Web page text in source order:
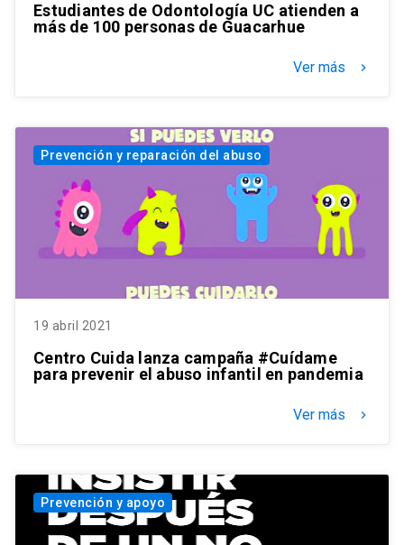
Estudiantes de Odontología UC atienden a
más de 100 personas de Guacarhue
Ver más keyboard_arrow_right
Prevención y reparación del abuso
19 abril 2021
Centro Cuida lanza campaña #Cuídame
para prevenir el abuso infantil en pandemia
Ver más keyboard_arrow_right
Prevención y apoyo